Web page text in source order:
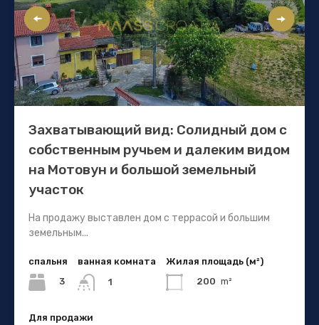
Захватывающий вид: Солидный дом с
собственным ручьем и далеким видом
на Мотовун и большой земельный
участок
На продажу выставлен дом с террасой и большим
земельным...
спальня
3
ванная комната
1
Жилая площадь (м²)
200 m²
Для продажи